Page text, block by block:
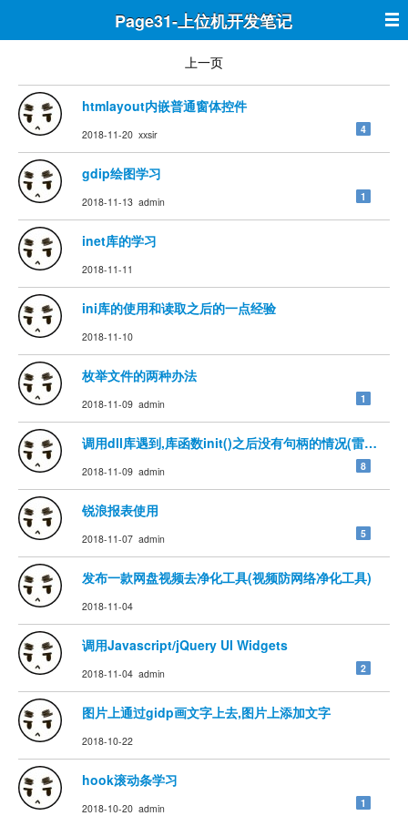
Page31-上位机开发笔记
上一页
htmlayout内嵌普通窗体控件
2018-11-20 xxsir 4
gdip绘图学习
2018-11-13 admin 1
inet库的学习
2018-11-11
ini库的使用和读取之后的一点经验
2018-11-10
枚举文件的两种办法
2018-11-09 admin 1
调用dll库遇到,库函数init()之后没有句柄的情况(雷赛控
2018-11-09 admin 8
锐浪报表使用
2018-11-07 admin 5
发布一款网盘视频去净化工具(视频防网络净化工具)
2018-11-04
调用Javascript/jQuery UI Widgets
2018-11-04 admin 2
图片上通过gidp画文字上去,图片上添加文字
2018-10-22
hook滚动条学习
2018-10-20 admin 1